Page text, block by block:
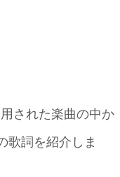
された楽曲の中か
歌詞を紹介しま